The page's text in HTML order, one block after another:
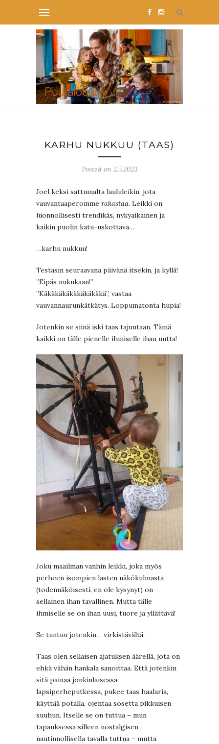
KARHU NUKKUU (TAAS)
Posted on 2.5.2023
Joel keksi sattumalta laululeikin, jota
vauvantaaperomme rakastaa. Leikki on
luonnollisesti trendikäs, nykyaikainen ja
kaikin puolin katu-uskottava…
…karhu nukkuu!
Testasin seuraavana päivänä itsekin, ja kyllä!
”Eipäs nukukaan!”
”Käkäkäkäkäkäkäkäkä”, vastaa
vauvannaurunkätkätys. Loppumatonta hupia!
Jotenkin se siinä iski taas tajuntaan. Tämä
kaikki on tälle pienelle ihmiselle ihan uutta!
Joku maailman vanhin leikki, joka myös
perheen isompien lasten näkökulmasta
(todennäköisesti, en ole kysynyt) on
sellainen ihan tavallinen. Mutta tälle
ihmiselle se on ihan uusi, tuore ja yllättävä!
Se tuntuu jotenkin… virkistävältä.
Taas olen sellaisen ajatuksen äärellä, jota on
ehkä vähän hankala sanoittaa. Että jotenkin
sitä painaa jonkinlaisessa
lapsiperheputkessa, pukee taas haalaria,
käyttää potalla, ojentaa sosetta pikkuisen
suuhun. Itselle se on tuttua – mun
tapauksessa silleen nostalgisen
nautinnollisella tavalla tuttua – mutta